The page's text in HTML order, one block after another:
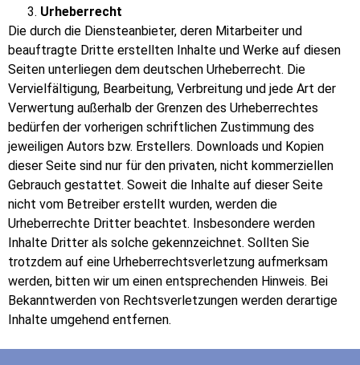
Urheberrecht
Die durch die Diensteanbieter, deren Mitarbeiter und
beauftragte Dritte erstellten Inhalte und Werke auf diesen
Seiten unterliegen dem deutschen Urheberrecht. Die
Vervielfältigung, Bearbeitung, Verbreitung und jede Art der
Verwertung außerhalb der Grenzen des Urheberrechtes
bedürfen der vorherigen schriftlichen Zustimmung des
jeweiligen Autors bzw. Erstellers. Downloads und Kopien
dieser Seite sind nur für den privaten, nicht kommerziellen
Gebrauch gestattet. Soweit die Inhalte auf dieser Seite
nicht vom Betreiber erstellt wurden, werden die
Urheberrechte Dritter beachtet. Insbesondere werden
Inhalte Dritter als solche gekennzeichnet. Sollten Sie
trotzdem auf eine Urheberrechtsverletzung aufmerksam
werden, bitten wir um einen entsprechenden Hinweis. Bei
Bekanntwerden von Rechtsverletzungen werden derartige
Inhalte umgehend entfernen.